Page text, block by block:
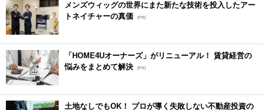
メンズウィッグの世界にまた新たな技術を投入したアー
トネイチャーの真価 [PR]
「HOME4Uオーナーズ」がリニューアル！ 賃貸経営の
悩みをまとめて解決 [PR]
土地なしでもOK！ プロが導く失敗しない不動産投資の